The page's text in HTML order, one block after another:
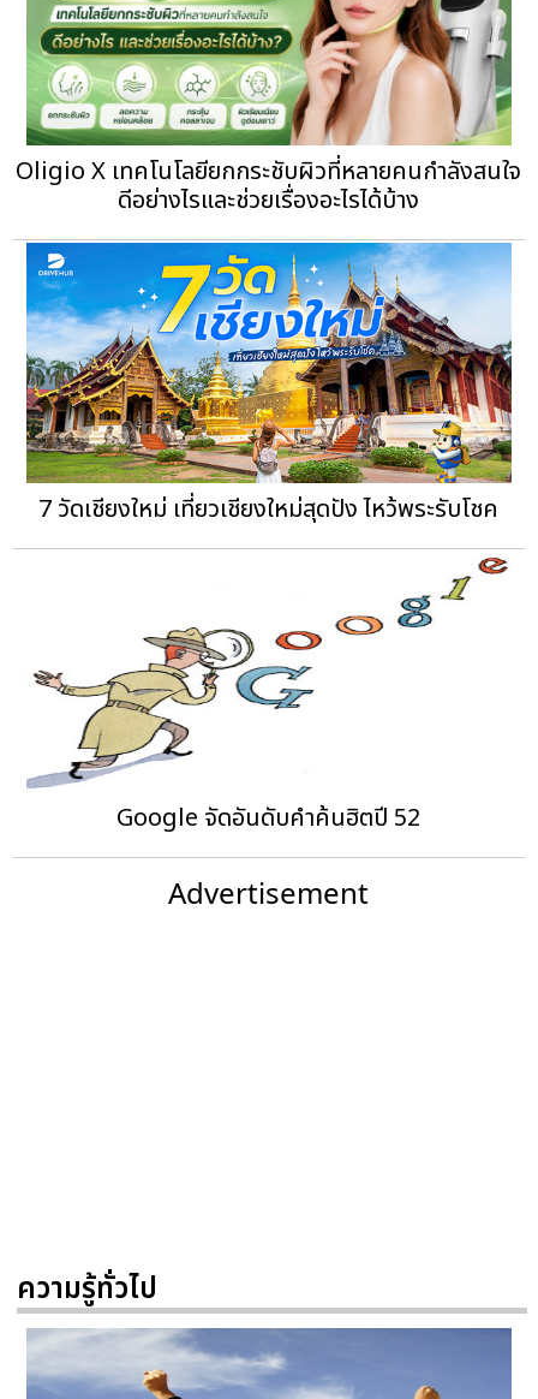
Oligio X เทคโนโลยียกกระชับผิวที่หลายคนกำลังสนใจ
ดีอย่างไรและช่วยเรื่องอะไรได้บ้าง
7 วัดเชียงใหม่ เที่ยวเชียงใหม่สุดปัง ไหว้พระรับโชค
Google จัดอันดับคำค้นฮิตปี 52
Advertisement
ความรู้ทั่วไป